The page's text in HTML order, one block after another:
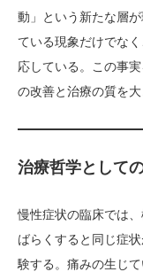
動」という新たな層
ている現象だけでな
応している。この事
の改善と治療の質を大
治療哲学として
慢性症状の臨床では
ばらくすると同じ症
験する。痛みの生じ